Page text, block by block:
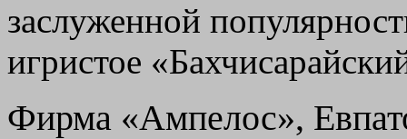
заслуженной
игристое
Фирма «Ампелос»,